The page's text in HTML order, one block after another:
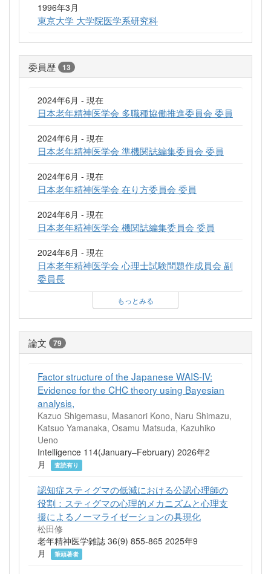
1996年3月
東京大学 大学院医学系研究科
委員歴 13
2024年6月 - 現在
日本老年精神医学会 多職種協働推進委員会 委員
2024年6月 - 現在
日本老年精神医学会 準機関誌編集委員会 委員
2024年6月 - 現在
日本老年精神医学会 在り方委員会 委員
2024年6月 - 現在
日本老年精神医学会 機関誌編集委員会 委員
2024年6月 - 現在
日本老年精神医学会 心理士試験問題作成員会 副
委員長
もっとみる
論文 79
Factor structure of the Japanese WAIS-IV:
Evidence for the CHC theory using Bayesian
analysis,
Kazuo Shigemasu, Masanori Kono, Naru Shimazu,
Katsuo Yamanaka, Osamu Matsuda, Kazuhiko
Ueno
Intelligence 114(January–February) 2026年2
月
査読有り
認知症スティグマの低減における公認心理師の
役割：スティグマの心理的メカニズムと心理支
援によるノーマライゼーションの具現化
松田修
老年精神医学雑誌 36(9) 855-865 2025年9
月
筆頭著者